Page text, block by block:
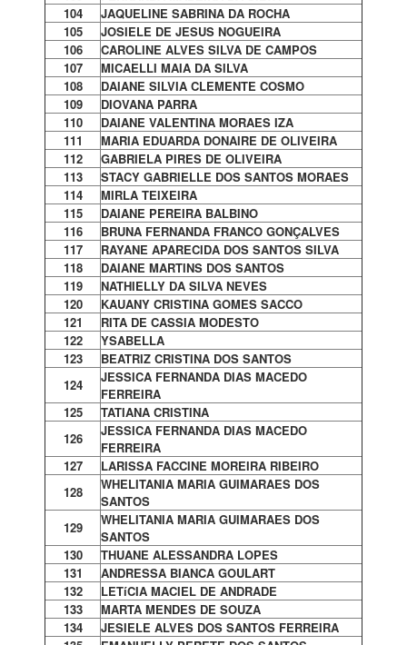
104
JAQUELINE SABRINA DA ROCHA
105
JOSIELE DE JESUS NOGUEIRA
106
CAROLINE ALVES SILVA DE CAMPOS
107
MICAELLI MAIA DA SILVA
108
DAIANE SILVIA CLEMENTE COSMO
109
DIOVANA PARRA
110
DAIANE VALENTINA MORAES IZA
111
MARIA EDUARDA DONAIRE DE OLIVEIRA
112
GABRIELA PIRES DE OLIVEIRA
113
STACY GABRIELLE DOS SANTOS MORAES
114
MIRLA TEIXEIRA
115
DAIANE PEREIRA BALBINO
116
BRUNA FERNANDA FRANCO GONÇALVES
117
RAYANE APARECIDA DOS SANTOS SILVA
118
DAIANE MARTINS DOS SANTOS
119
NATHIELLY DA SILVA NEVES
120
KAUANY CRISTINA GOMES SACCO
121
RITA DE CASSIA MODESTO
122
YSABELLA
123
BEATRIZ CRISTINA DOS SANTOS
124
JESSICA FERNANDA DIAS MACEDO
FERREIRA
125
TATIANA CRISTINA
126
JESSICA FERNANDA DIAS MACEDO
FERREIRA
127
LARISSA FACCINE MOREIRA RIBEIRO
128
WHELITANIA MARIA GUIMARAES DOS
SANTOS
129
WHELITANIA MARIA GUIMARAES DOS
SANTOS
130
THUANE ALESSANDRA LOPES
131
ANDRESSA BIANCA GOULART
132
LETíCIA MACIEL DE ANDRADE
133
MARTA MENDES DE SOUZA
134
JESIELE ALVES DOS SANTOS FERREIRA